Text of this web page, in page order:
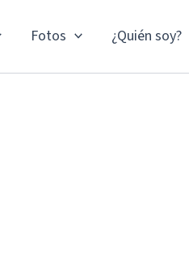
Fotos ¿Quién soy?